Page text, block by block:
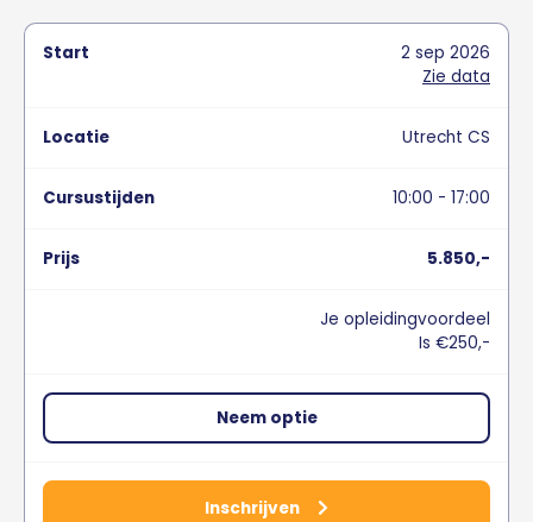
2 sep 2026
Zie data
Utrecht CS
10:00 - 17:00
5.850,-
Je opleidingvoordeel
Is €250,-
Neem optie
Inschrijven